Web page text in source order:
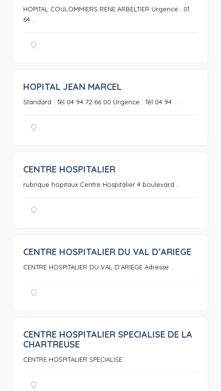
HOPITAL COULOMMIERS RENE ARBELTIER Urgence : 01
64 ...
HOPITAL JEAN MARCEL
Standard : Tél 04 94 72 66 00 Urgence : Tél 04 94 ...
CENTRE HOSPITALIER
rubrique hopitaux Centre Hospitalier 4 boulevard ...
0
CENTRE HOSPITALIER DU VAL D’ARIEGE
CENTRE HOSPITALIER DU VAL D’ARIEGE Adresse ...
0
CENTRE HOSPITALIER SPECIALISE DE LA
CHARTREUSE
CENTRE HOSPITALIER SPECIALISE